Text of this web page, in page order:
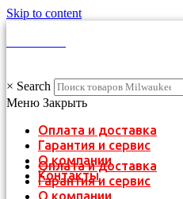
Skip to content
× Search
Меню Закрыть
Оплата и доставка
Гарантия и сервис
О компании
Контакты
Оплата и доставка
Гарантия и сервис
О компании